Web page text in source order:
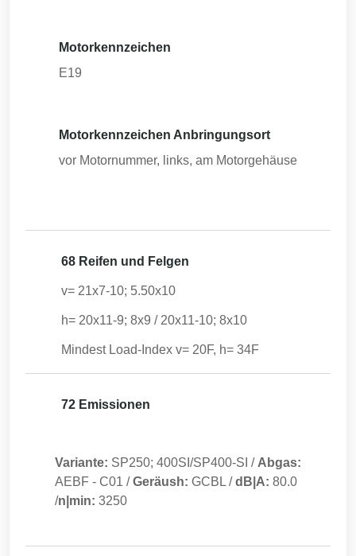
Motorkennzeichen
E19
Motorkennzeichen Anbringungsort
vor Motornummer, links, am Motorgehäuse
68 Reifen und Felgen
v= 21x7-10; 5.50x10
h= 20x11-9; 8x9 / 20x11-10; 8x10
Mindest Load-Index v= 20F, h= 34F
72 Emissionen
Variante: SP250; 400SI/SP400-SI / Abgas:
AEBF - C01 /Geräush: GCBL /dB|A: 80.0
/n|min: 3250